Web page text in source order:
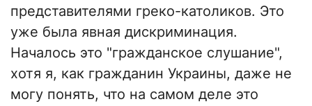
представителями греко-католиков. Это
уже была явная дискриминация.
Началось это "гражданское слушание",
хотя я, как гражданин Украины, даже не
могу понять, что на самом деле это